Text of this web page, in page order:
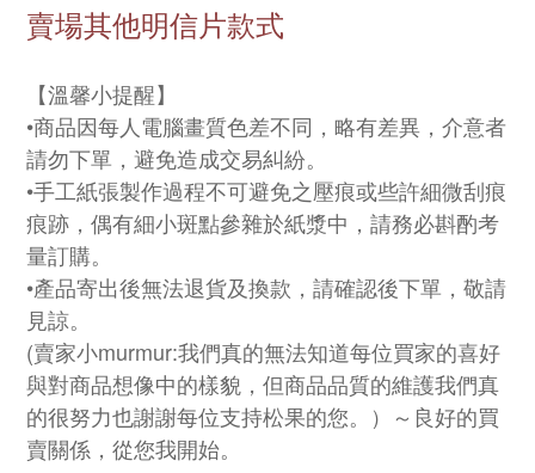
賣場其他明信片款式
【溫馨小提醒】
•商品因每人電腦畫質色差不同，略有差異，介意者
請勿下單，避免造成交易糾紛。
•手工紙張製作過程不可避免之壓痕或些許細微刮痕
痕跡，偶有細小斑點參雜於紙漿中，請務必斟酌考
量訂購。
•產品寄出後無法退貨及換款，請確認後下單，敬請
見諒。
(賣家小murmur:我們真的無法知道每位買家的喜好
與對商品想像中的樣貌，但商品品質的維護我們真
的很努力也謝謝每位支持松果的您。）～良好的買
賣關係，從您我開始。